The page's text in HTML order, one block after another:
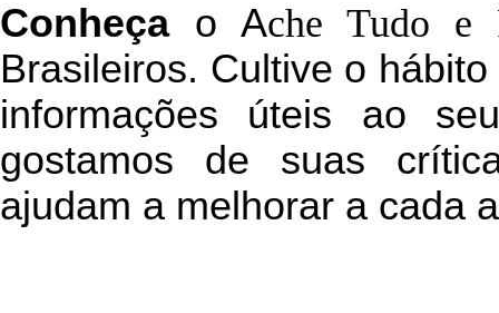
Conheçao Ache Tudo e
Brasileiros. Cultive o
informações úteis ao
gostamos de suas
ajudam a melhorar a cada